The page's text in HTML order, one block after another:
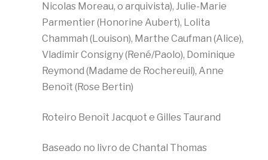
Nicolas Moreau, o arquivista), Julie-Marie
Parmentier (Honorine Aubert), Lolita
Chammah (Louison), Marthe Caufman (Alice),
Vladimir Consigny (René/Paolo), Dominique
Reymond (Madame de Rochereuil), Anne
Benoît (Rose Bertin)
Roteiro Benoît Jacquot e Gilles Taurand
Baseado no livro de Chantal Thomas